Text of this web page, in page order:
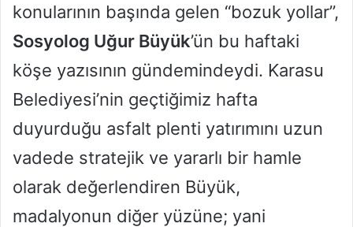
konularının başında gelen “bozuk yollar”,
Sosyolog Uğur Büyük’ün bu haftaki
köşe yazısının gündemindeydi. Karasu
Belediyesi’nin geçtiğimiz hafta
duyurduğu asfalt plenti yatırımını uzun
vadede stratejik ve yararlı bir hamle
olarak değerlendiren Büyük,
madalyonun diğer yüzüne; yani